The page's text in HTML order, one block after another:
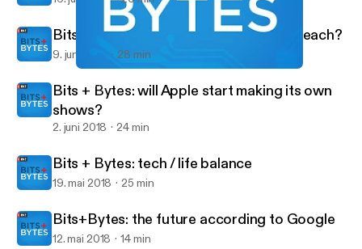
Bits+Bytes
Bits+Bytes: another Facebook data breach?
9. juni 2018 28 min
Bits + Bytes: will Apple start making its own
shows?
2. juni 2018 24 min
Bits + Bytes: tech / life balance
19. mai 2018 25 min
Bits+Bytes: the future according to Google
12. mai 2018 14 min